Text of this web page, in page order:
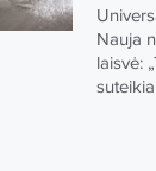
Nauja
laisvė: „